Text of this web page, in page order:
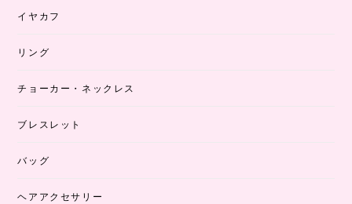
イヤカフ
リング
チョーカー・ネックレス
ブレスレット
バッグ
ヘアアクセサリー